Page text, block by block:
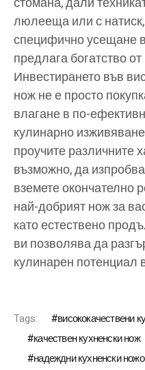
люлееща или с
специфично усещане
предлага богатство
Инвестирането във
нож не е просто
влагане в по-
кулинарно
проучите различните
възможно, да
вземете окончателно
най-добрият нож за
като естествено
ви позволява да
кулинарен потенциал
Tags:
висококачествени
качествен кухненски нож
надеждни кухненски